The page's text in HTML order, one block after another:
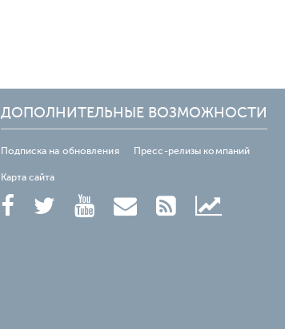
ДОПОЛНИТЕЛЬНЫЕ ВОЗМОЖНОСТИ
Подписка на обновления Пресс-релизы компаний
Карта сайта